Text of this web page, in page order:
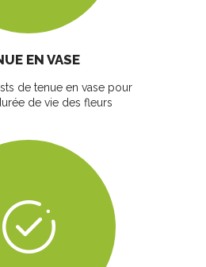
EN VASE
de tenue en vase pour
de vie des fleurs